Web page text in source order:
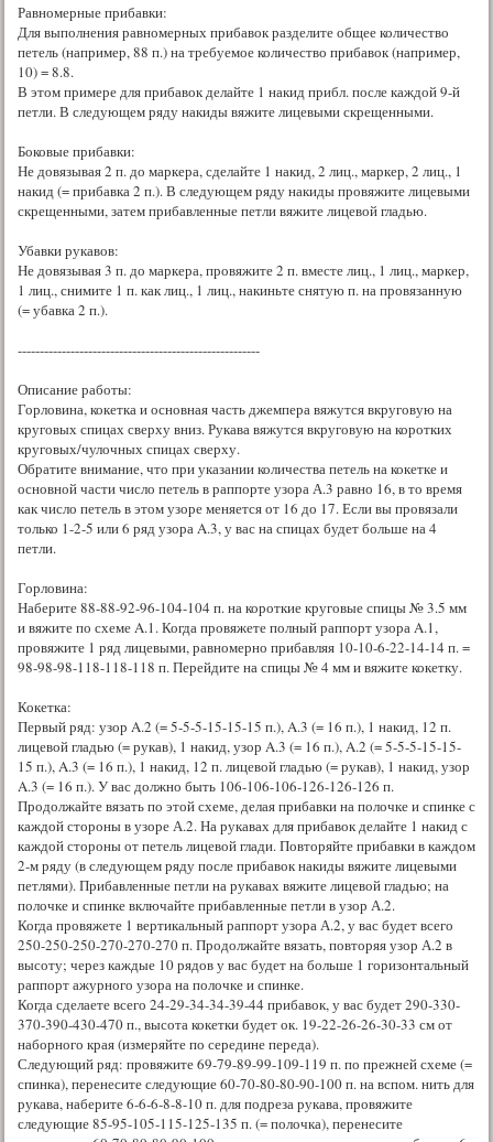
Равномерные прибавки:
Для выполнения равномерных прибавок разделите общее количество
петель (например, 88 п.) на требуемое количество прибавок (например,
10) = 8.8.
В этом примере для прибавок делайте 1 накид прибл. после каждой 9-й
петли. В следующем ряду накиды вяжите лицевыми скрещенными.
Боковые прибавки:
Не довязывая 2 п. до маркера, сделайте 1 накид, 2 лиц., маркер, 2 лиц., 1
накид (= прибавка 2 п.). В следующем ряду накиды провяжите лицевыми
скрещенными, затем прибавленные петли вяжите лицевой гладью.
Убавки рукавов:
Не довязывая 3 п. до маркера, провяжите 2 п. вместе лиц., 1 лиц., маркер,
1 лиц., снимите 1 п. как лиц., 1 лиц., накиньте снятую п. на провязанную
(= убавка 2 п.).
-------------------------------------------------------
Описание работы:
Горловина, кокетка и основная часть джемпера вяжутся вкруговую на
круговых спицах сверху вниз. Рукава вяжутся вкруговую на коротких
круговых/чулочных спицах сверху.
Обратите внимание, что при указании количества петель на кокетке и
основной части число петель в раппорте узора А.3 равно 16, в то время
как число петель в этом узоре меняется от 16 до 17. Если вы провязали
только 1-2-5 или 6 ряд узора A.3, у вас на спицах будет больше на 4
петли.
Горловина:
Наберите 88-88-92-96-104-104 п. на короткие круговые спицы № 3.5 мм
и вяжите по схеме A.1. Когда провяжете полный раппорт узора A.1,
провяжите 1 ряд лицевыми, равномерно прибавляя 10-10-6-22-14-14 п. =
98-98-98-118-118-118 п. Перейдите на спицы № 4 мм и вяжите кокетку.
Кокетка:
Первый ряд: узор A.2 (= 5-5-5-15-15-15 п.), A.3 (= 16 п.), 1 накид, 12 п.
лицевой гладью (= рукав), 1 накид, узор A.3 (= 16 п.), A.2 (= 5-5-5-15-15-
15 п.), A.3 (= 16 п.), 1 накид, 12 п. лицевой гладью (= рукав), 1 накид, узор
A.3 (= 16 п.). У вас должно быть 106-106-106-126-126-126 п.
Продолжайте вязать по этой схеме, делая прибавки на полочке и спинке с
каждой стороны в узоре А.2. На рукавах для прибавок делайте 1 накид с
каждой стороны от петель лицевой глади. Повторяйте прибавки в каждом
2-м ряду (в следующем ряду после прибавок накиды вяжите лицевыми
петлями). Прибавленные петли на рукавах вяжите лицевой гладью; на
полочке и спинке включайте прибавленные петли в узор А.2.
Когда провяжете 1 вертикальный раппорт узора А.2, у вас будет всего
250-250-250-270-270-270 п. Продолжайте вязать, повторяя узор А.2 в
высоту; через каждые 10 рядов у вас будет на больше 1 горизонтальный
раппорт ажурного узора на полочке и спинке.
Когда сделаете всего 24-29-34-34-39-44 прибавок, у вас будет 290-330-
370-390-430-470 п., высота кокетки будет ок. 19-22-26-26-30-33 см от
наборного края (измеряйте по середине переда).
Следующий ряд: провяжите 69-79-89-99-109-119 п. по прежней схеме (=
спинка), перенесите следующие 60-70-80-80-90-100 п. на вспом. нить для
рукава, наберите 6-6-6-8-8-10 п. для подреза рукава, провяжите
следующие 85-95-105-115-125-135 п. (= полочка), перенесите